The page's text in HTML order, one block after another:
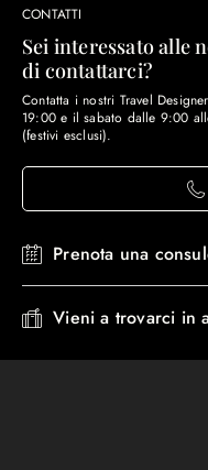
CONTATTI
Sei interessato alle
di contattarci?
Contatta i nostri Travel
19:00 e il sabato dalle 9:00
(festivi esclusi).
Prenota una
Vieni a trovarci in